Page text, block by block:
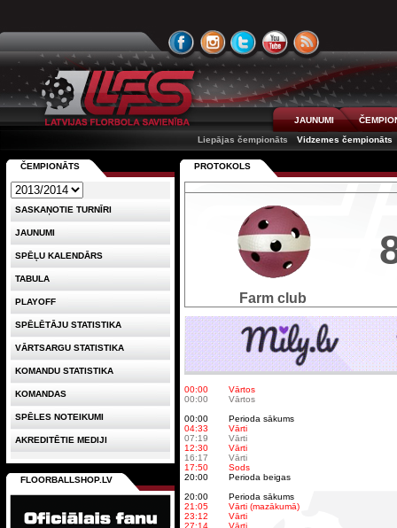
JAUNUMI
Liepājas čempionāts
Vidzemes čempionāts
PROTOKOLS
Farm club
00:00
Vārtos
00:00
Vārtos
00:00
Perioda sākums
04:33
Vārti
07:19
Vārti
12:30
Vārti
16:17
Vārti
17:50
Sods
20:00
Perioda beigas
20:00
Perioda sākums
21:05
Vārti (mazākumā)
23:12
Vārti
27:14
Vārti
ČEMPIONĀTS
SASKAŅOTIE TURNĪRI
JAUNUMI
SPĒĻU KALENDĀRS
TABULA
PLAYOFF
SPĒLĒTĀJU STATISTIKA
VĀRTSARGU STATISTIKA
KOMANDU STATISTIKA
KOMANDAS
SPĒLES NOTEIKUMI
AKREDITĒTIE MEDIJI
FLOORBALLSHOP.LV